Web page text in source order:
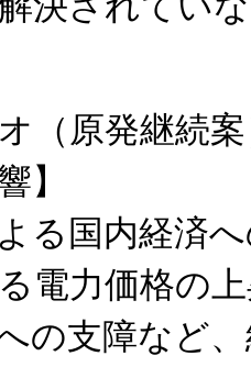
（原発継続
】
る国内経済
電力価格の
の支障など